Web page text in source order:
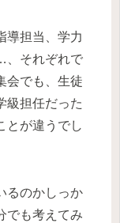
導担当、学力
、それぞれで
会でも、生徒
級担任だった
とが違うでし
るのかしっか
でも考えてみ